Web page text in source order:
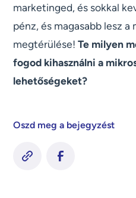
marketinged, és sokkal
pénz, és magasabb lesz a
megtérülése!Te milyen
fogod kihasználni a
lehetőségeket?
Oszd meg a bejegyzést